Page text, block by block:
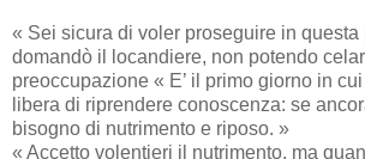
« Sei sicura di voler proseguire in questa
domandò il locandiere, non potendo
preoccupazione « E’ il primo giorno in
libera di riprendere conoscenza: se
bisogno di nutrimento e riposo. »
« Accetto volentieri il nutrimento, ma